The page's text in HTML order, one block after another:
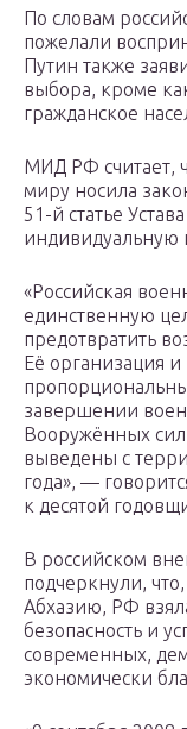
По словам
пожелали
Путин также
выбора, кроме
гражданское
МИД РФ считает,
миру носила
51-й статье
индивидуальную
«Российская
единственную
предотвратить
Её организация
завершении
Вооружённых
выведены с
года», —
к десятой
В российском
подчеркнули,
Абхазию, РФ
безопасность и
современных,
экономически